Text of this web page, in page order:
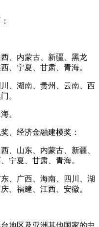
、内蒙古、新疆、黑龙
、宁夏、甘肃、青海。
、湖南、贵州、云南、西
。
。
、经济金融建模奖：
、山东、内蒙古、新疆、
宁夏、甘肃、青海。
、广西、海南、四川、湖
、福建、江西、安徽。
地区及亚洲其他国家的中